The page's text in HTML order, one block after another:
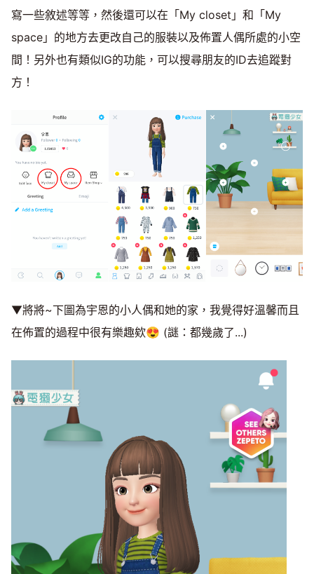
寫一些敘述等等，然後還可以在「My closet」和「My
space」的地方去更改自己的服裝以及佈置人偶所處的小空
間！另外也有類似IG的功能，可以搜尋朋友的ID去追蹤對
方！
▼將將~下圖為宇恩的小人偶和她的家，我覺得好溫馨而且
在佈置的過程中很有樂趣欸😍 (謎：都幾歲了...)